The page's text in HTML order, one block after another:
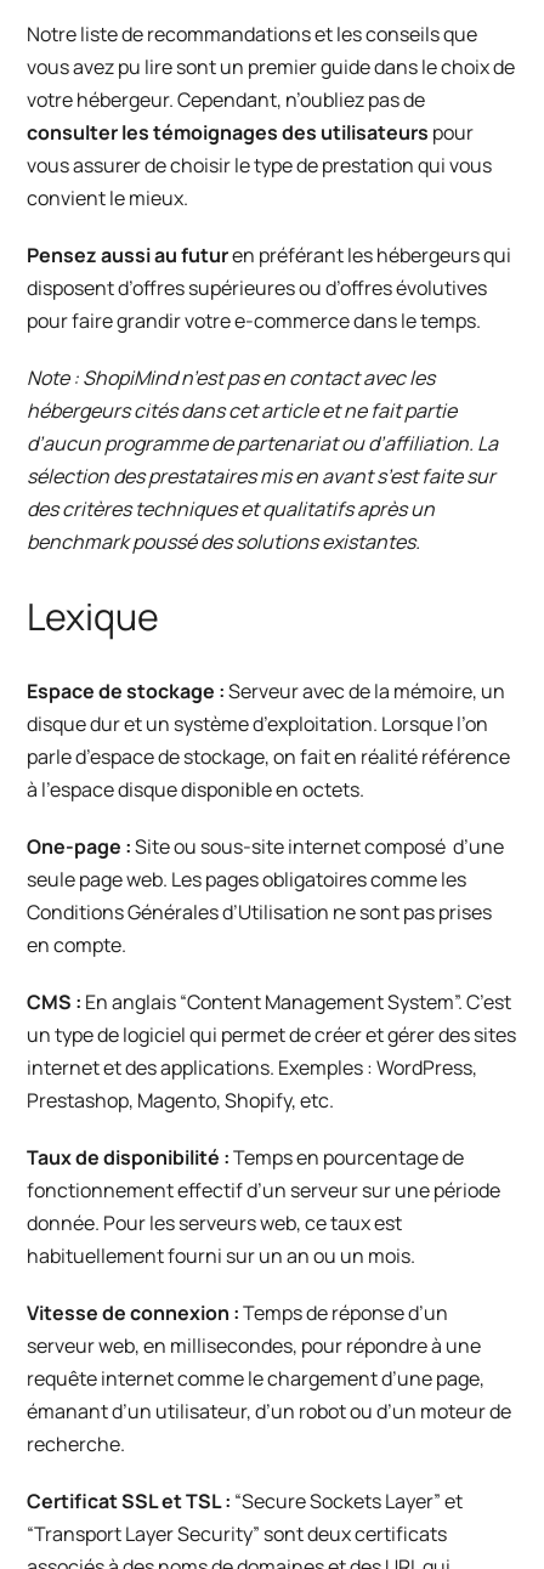
Notre liste de recommandations et les conseils que
vous avez pu lire sont un premier guide dans le choix de
votre hébergeur. Cependant, n’oubliez pas de
consulter les témoignages des utilisateurs pour
vous assurer de choisir le type de prestation qui vous
convient le mieux.
Pensez aussi au futuren préférant les hébergeurs qui
disposent d’offres supérieures ou d’offres évolutives
pour faire grandir votre e-commerce dans le temps.
Note : ShopiMind n’est pas en contact avec les
hébergeurs cités dans cet article et ne fait partie
d’aucun programme de partenariat ou d’affiliation. La
sélection des prestataires mis en avant s’est faite sur
des critères techniques et qualitatifs après un
benchmark poussé des solutions existantes.
Lexique
Espace de stockage :Serveur avec de la mémoire, un
disque dur et un système d’exploitation. Lorsque l’on
parle d’espace de stockage, on fait en réalité référence
à l’espace disque disponible en octets.
One-page :Site ou sous-site internet composé d’une
seule page web. Les pages obligatoires comme les
Conditions Générales d’Utilisation ne sont pas prises
en compte.
CMS : En anglais “Content Management System”. C’est
un type de logiciel qui permet de créer et gérer des sites
internet et des applications. Exemples : WordPress,
Prestashop, Magento, Shopify, etc.
Taux de disponibilité :Temps en pourcentage de
fonctionnement effectif d’un serveur sur une période
donnée. Pour les serveurs web, ce taux est
habituellement fourni sur un an ou un mois.
Vitesse de connexion :Temps de réponse d’un
serveur web, en millisecondes, pour répondre à une
requête internet comme le chargement d’une page,
émanant d’un utilisateur, d’un robot ou d’un moteur de
recherche.
Certificat SSL et TSL : “Secure Sockets Layer” et
“Transport Layer Security” sont deux certificats